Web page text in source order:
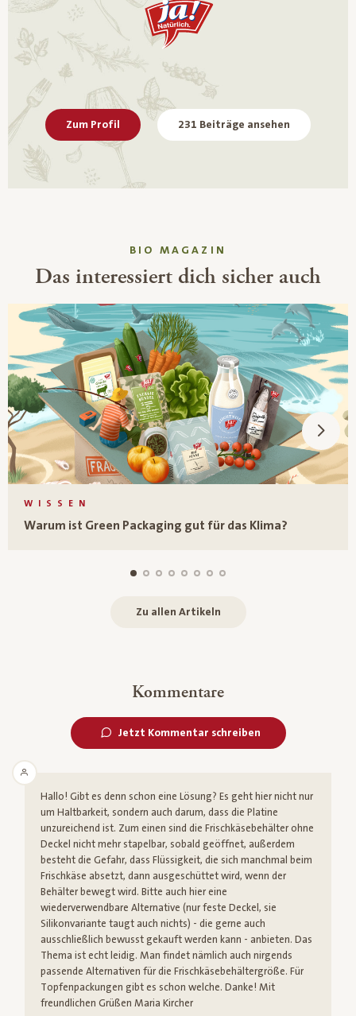
Zum Profil 231 Beiträge ansehen
BIO MAGAZIN
Das interessiert dich sicher auch
WISSEN
Warum ist Green Packaging gut für das Klima?
Zu allen Artikeln
Kommentare
Jetzt Kommentar schreiben
Hallo! Gibt es denn schon eine Lösung? Es geht hier nicht nur
um Haltbarkeit, sondern auch darum, dass die Platine
unzureichend ist. Zum einen sind die Frischkäsebehälter ohne
Deckel nicht mehr stapelbar, sobald geöffnet, außerdem
besteht die Gefahr, dass Flüssigkeit, die sich manchmal beim
Frischkäse absetzt, dann ausgeschüttet wird, wenn der
Behälter bewegt wird. Bitte auch hier eine
wiederverwendbare Alternative (nur feste Deckel, sie
Silikonvariante taugt auch nichts) - die gerne auch
ausschließlich bewusst gekauft werden kann - anbieten. Das
Thema ist echt leidig. Man findet nämlich auch nirgends
passende Alternativen für die Frischkäsebehältergröße. Für
Topfenpackungen gibt es schon welche. Danke! Mit
freundlichen Grüßen Maria Kircher